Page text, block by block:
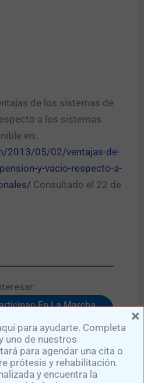
de los sistemas de
a los sistemas
en:
2013/05/02/ventajas-de-
y-vacio-respecto-a-
Consultado el 22 de
En La Marcha
Al Usar Prótesis:
Adaptación Segura
para ayudarte. Completa
uno de nuestros
para agendar una cita o
prótesis y rehabilitación.
y encuentra la
×